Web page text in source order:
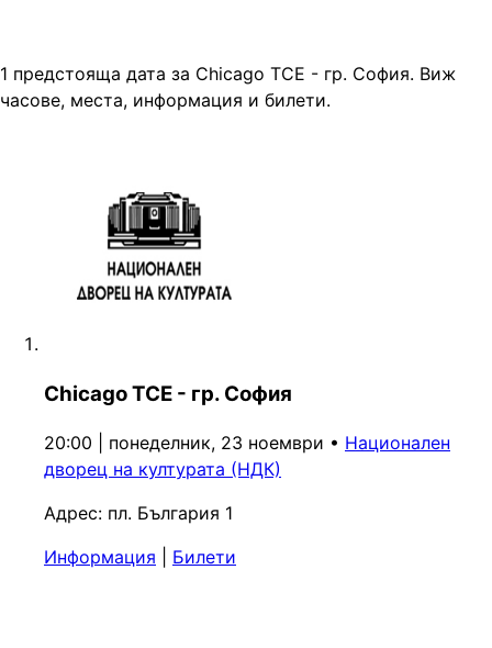
1 предстояща дата за Chicago TCE - гр. София. Виж
часове, места, информация и билети.
Chicago TCE - гр. София
20:00 | понеделник, 23 ноември • Национален
дворец на културата (НДК)
Адрес: пл. България 1
Информация
Билети